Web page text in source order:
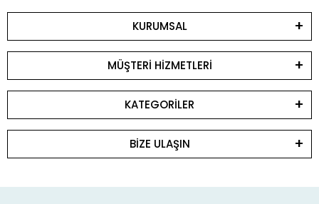
KURUMSAL
MÜŞTERİ HİZMETLERİ
KATEGORİLER
BİZE ULAŞIN